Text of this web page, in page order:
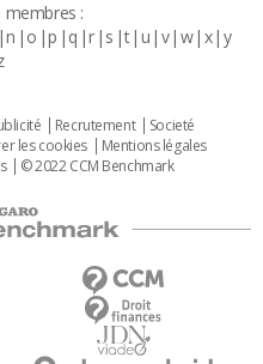
membres :
n o p q r s t u v w x y
Recrutement
Societé
les cookies
Mentions légales
© 2022 CCM Benchmark